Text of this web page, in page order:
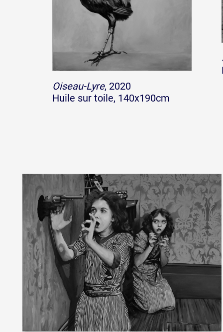
Oiseau-Lyre, 2020
Huile sur toile, 140x190cm